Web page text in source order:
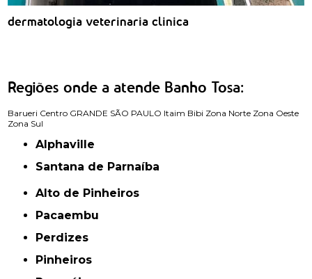
dermatologia veterinaria clinica
Regiões onde a atende Banho Tosa:
Barueri Centro GRANDE SÃO PAULO Itaim Bibi Zona Norte Zona Oeste
Zona Sul
Alphaville
Santana de Parnaíba
Alto de Pinheiros
Pacaembu
Perdizes
Pinheiros